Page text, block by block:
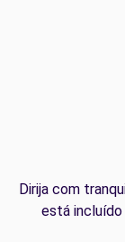
Dirija com
está incluído